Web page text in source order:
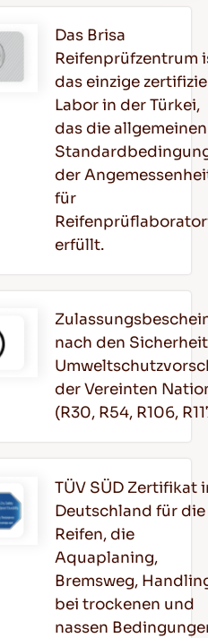
Das Brisa
Reifenprüfzentrum
das einzige
Labor in der Türkei,
das die allgemeinen
der
für
erfüllt.
nach den
der Vereinten
(R30, R54, R106,
TÜV SÜD Zertifikat
Deutschland für die
Reifen, die
Aquaplaning,
Bremsweg,
bei trockenen und
nassen